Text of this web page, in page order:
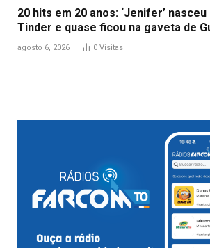
20 hits em 20 anos: ‘Jenifer’
Tinder e quase ficou na gaveta de
agosto 6, 2026 0 Visitas